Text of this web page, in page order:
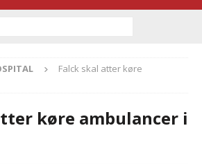
Falck skal atter køre
køre ambulancer i